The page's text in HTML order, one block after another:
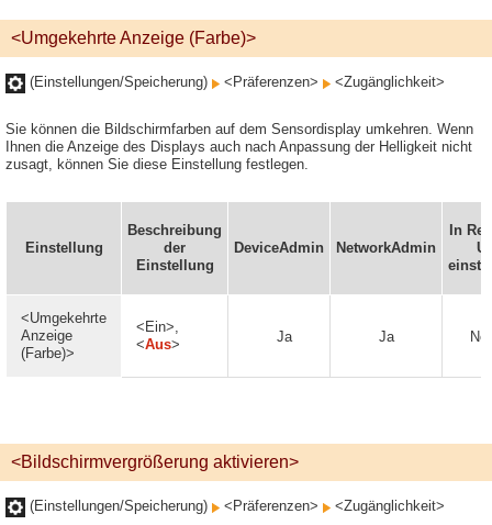
<Umgekehrte Anzeige (Farbe)>
(Einstellungen/Speicherung) <Präferenzen> <Zugänglichkeit>
Sie können die Bildschirmfarben auf dem Sensordisplay umkehren. Wenn
Ihnen die Anzeige des Displays auch nach Anpassung der Helligkeit nicht
zusagt, können Sie diese Einstellung festlegen.
Einstellung
Beschreibung
der
Einstellung
DeviceAdmin NetworkAdmin
In
UI
<Umgekehrte
Anzeige
(Farbe)>
<Ein>,
<Aus> Ja Ja
<Bildschirmvergrößerung aktivieren>
(Einstellungen/Speicherung) <Präferenzen> <Zugänglichkeit>